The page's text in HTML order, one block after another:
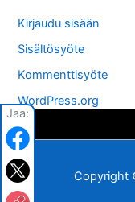
Kirjaudu sisään
Sisältösyöte
Kommenttisyöte
WordPress.org
Copyright
Jaa: